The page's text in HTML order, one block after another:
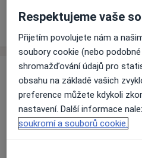
Ceník
Informace o službách a
Tento specialista ještě
svých
Respektujeme vaše
Přijetím povolujete nám a
soubory cookie (nebo
shromažďování údajů pro
obsahu na základě vašich
preference můžete kdykoli
nastavení. Další informace
soukromí a souborů cookie.